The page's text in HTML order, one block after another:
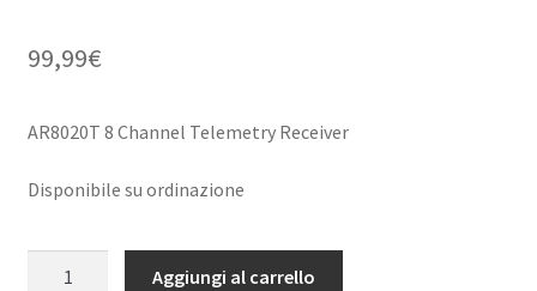
99,99€
AR8020T 8 Channel Telemetry Receiver
Disponibile su ordinazione
Aggiungi al carrello